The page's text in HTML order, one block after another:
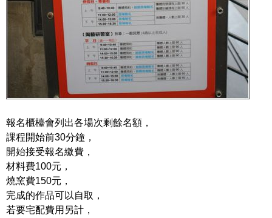
報名櫃檯會列出各場次剩餘名額，
課程開始前30分鐘，
開始接受報名繳費，
材料費100元，
燒窯費150元，
完成的作品可以自取，
若要宅配費用另計，